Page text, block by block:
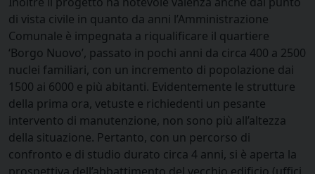
di vista civile in quanto da anni l’Amministrazione
Comunale è impegnata a riqualificare il quartiere
‘Borgo Nuovo’, passato in pochi anni da circa 400 a 2500
nuclei familiari, con un incremento di popolazione dai
1500 ai 6000 e più abitanti. Evidentemente le strutture
della prima ora, vetuste e richiedenti un pesante
intervento di manutenzione, non sono più all’altezza
della situazione. Pertanto, con un percorso di
confronto e di studio durato circa 4 anni, si è aperta la